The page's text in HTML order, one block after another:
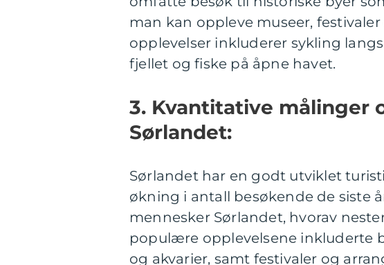
man kan oppleve museer,
opplevelser inkluderer sykling
fjellet og fiske på åpne havet.
3. Kvantitative målinger
Sørlandet:
Sørlandet har en godt utviklet
økning i antall besøkende de siste
mennesker Sørlandet, hvorav
populære opplevelsene inkluderte
og akvarier, samt festivaler og